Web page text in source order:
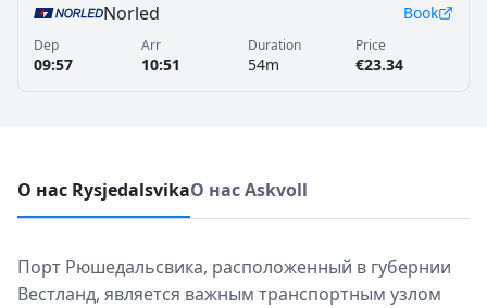
Norled Book
Dep
09:57
Arr
10:51
Duration
54m
Price
€23.34
О нас RysjedalsvikaО нас Askvoll
Порт Рюшедальсвика, расположенный в губернии
Вестланд, является важным транспортным узлом